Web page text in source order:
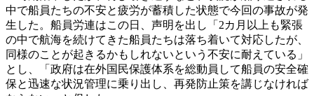
中で船員たちの不安と疲労が蓄積した状態で今回の事故が発
生した。船員労連はこの日、声明を出し「2カ月以上も緊張
の中で航海を続けてきた船員たちは落ち着いて対応したが、
同様のことが起きるかもしれないという不安に耐えている」
とし、「政府は在外国民保護体系を総動員して船員の安全確
保と迅速な状況管理に乗り出し、再発防止策を講じなければ